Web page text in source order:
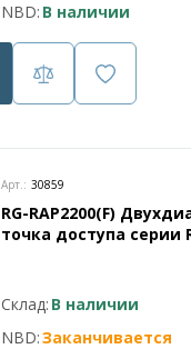
NBD: В наличии
Арт.: 30859
RG-RAP2200(F)
точка доступа серии
Склад: В наличии
NBD:Заканчивается